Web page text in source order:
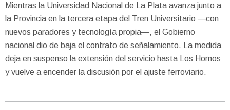
Mientras la Universidad Nacional de La Plata avanza junto a
la Provincia en la tercera etapa del Tren Universitario —con
nuevos paradores y tecnología propia—, el Gobierno
nacional dio de baja el contrato de señalamiento. La medida
deja en suspenso la extensión del servicio hasta Los Hornos
y vuelve a encender la discusión por el ajuste ferroviario.